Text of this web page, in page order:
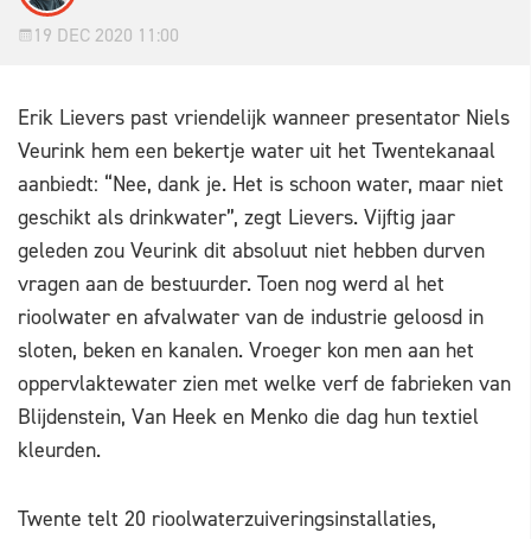
19 DEC 2020 11:00
Erik Lievers past vriendelijk wanneer presentator Niels
Veurink hem een bekertje water uit het Twentekanaal
aanbiedt: “Nee, dank je. Het is schoon water, maar niet
geschikt als drinkwater”, zegt Lievers. Vijftig jaar
geleden zou Veurink dit absoluut niet hebben durven
vragen aan de bestuurder. Toen nog werd al het
rioolwater en afvalwater van de industrie geloosd in
sloten, beken en kanalen. Vroeger kon men aan het
oppervlaktewater zien met welke verf de fabrieken van
Blijdenstein, Van Heek en Menko die dag hun textiel
kleurden.
Twente telt 20 rioolwaterzuiveringsinstallaties,